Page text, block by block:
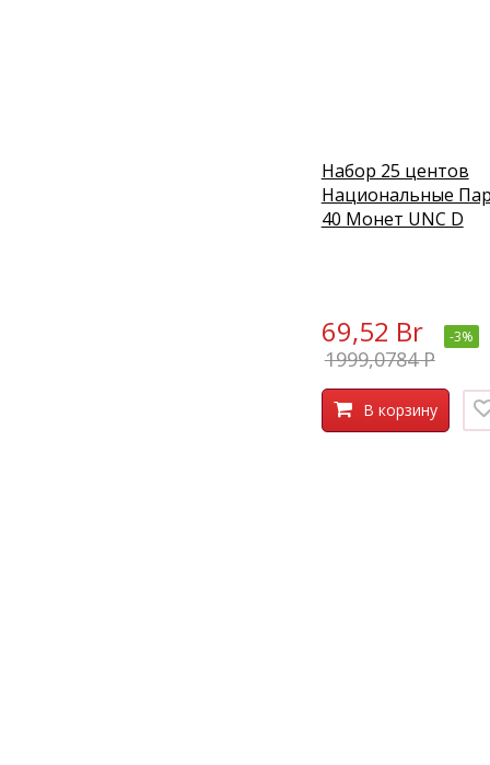
Набор 25 центов
Национальные
40 Монет UNC D
69,52 Br -3%
1999,0784 P
В корзину